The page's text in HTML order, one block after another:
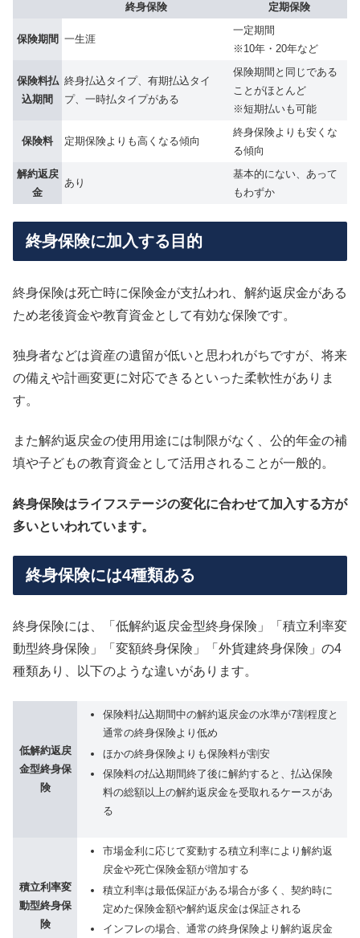
終身保険 定期保険
保険期間 一生涯
一定期間
※10年・20年など
保険料払
込期間
終身払込タイプ、有期払込タイ
プ、一時払タイプがある
保険期間と同じである
ことがほとんど
※短期払いも可能
保険料 定期保険よりも高くなる傾向
終身保険よりも安くな
る傾向
解約返戻
金
あり
基本的にない、あって
もわずか
終身保険に加入する目的
終身保険は死亡時に保険金が支払われ、解約返戻金がある
ため老後資金や教育資金として有効な保険です。
独身者などは資産の遺留が低いと思われがちですが、将来
の備えや計画変更に対応できるといった柔軟性がありま
す。
また解約返戻金の使用用途には制限がなく、公的年金の補
填や子どもの教育資金として活用されることが一般的。
終身保険はライフステージの変化に合わせて加入する方が
多いといわれています。
終身保険には4種類ある
終身保険には、「低解約返戻金型終身保険」「積立利率変
動型終身保険」「変額終身保険」「外貨建終身保険」の4
種類あり、以下のような違いがあります。
低解約返戻
金型終身保
険
保険料払込期間中の解約返戻金の水準が7割程度と
通常の終身保険より低め
ほかの終身保険よりも保険料が割安
保険料の払込期間終了後に解約すると、払込保険
料の総額以上の解約返戻金を受取れるケースがあ
る
積立利率変
動型終身保
険
市場金利に応じて変動する積立利率により解約返
戻金や死亡保険金額が増加する
積立利率は最低保証がある場合が多く、契約時に
定めた保険金額や解約返戻金は保証される
インフレの場合、通常の終身保険より解約返戻金